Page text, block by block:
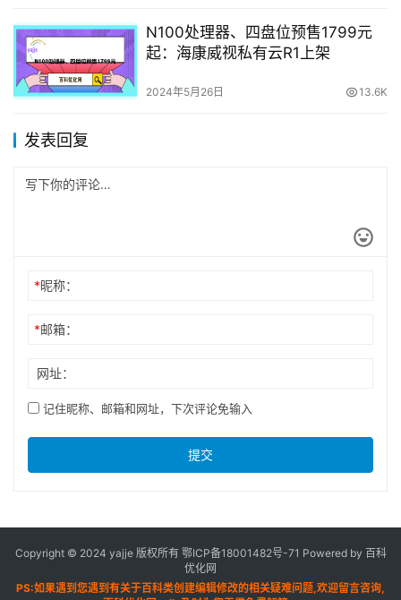
N100处理器、四盘位预售1799元
起：海康威视私有云R1上架
2024年5月26日 13.6K
发表回复
*昵称：
*邮箱：
网址：
记住昵称、邮箱和网址，下次评论免输入
提交
Copyright © 2024 yajje 版权所有鄂ICP备18001482号-71 Powered by 百科
优化网
PS:如果遇到您遇到有关于百科类创建编辑修改的相关疑难问题,欢迎留言咨询,